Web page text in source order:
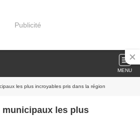
Publicité
MENU
les plus incroyables pris dans la région
municipaux les plus